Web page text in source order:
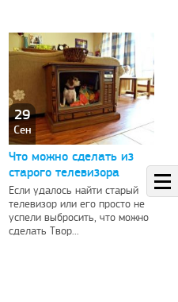
AmigoPay.ru | 10.3.2021
29
Сен
Что можно сделать из
старого телевизора
Если удалось найти старый
телевизор или его просто не
успели выбросить, что можно
сделать Твор...